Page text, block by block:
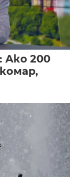
Ако 200